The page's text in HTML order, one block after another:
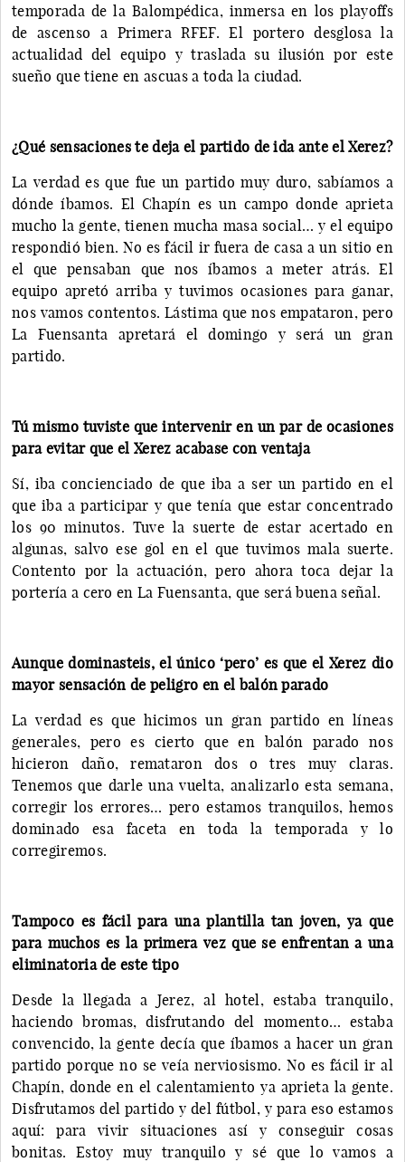
temporada de la Balompédica, inmersa en los playoffs
de ascenso a Primera RFEF. El portero desglosa la
actualidad del equipo y traslada su ilusión por este
sueño que tiene en ascuas a toda la ciudad.
¿Qué sensaciones te deja el partido de ida ante el Xerez?
La verdad es que fue un partido muy duro, sabíamos a
dónde íbamos. El Chapín es un campo donde aprieta
mucho la gente, tienen mucha masa social… y el equipo
respondió bien. No es fácil ir fuera de casa a un sitio en
el que pensaban que nos íbamos a meter atrás. El
equipo apretó arriba y tuvimos ocasiones para ganar,
nos vamos contentos. Lástima que nos empataron, pero
La Fuensanta apretará el domingo y será un gran
partido.
Tú mismo tuviste que intervenir en un par de ocasiones
para evitar que el Xerez acabase con ventaja
Sí, iba concienciado de que iba a ser un partido en el
que iba a participar y que tenía que estar concentrado
los 90 minutos. Tuve la suerte de estar acertado en
algunas, salvo ese gol en el que tuvimos mala suerte.
Contento por la actuación, pero ahora toca dejar la
portería a cero en La Fuensanta, que será buena señal.
Aunque dominasteis, el único ‘pero’ es que el Xerez dio
mayor sensación de peligro en el balón parado
La verdad es que hicimos un gran partido en líneas
generales, pero es cierto que en balón parado nos
hicieron daño, remataron dos o tres muy claras.
Tenemos que darle una vuelta, analizarlo esta semana,
corregir los errores… pero estamos tranquilos, hemos
dominado esa faceta en toda la temporada y lo
corregiremos.
Tampoco es fácil para una plantilla tan joven, ya que
para muchos es la primera vez que se enfrentan a una
eliminatoria de este tipo
Desde la llegada a Jerez, al hotel, estaba tranquilo,
haciendo bromas, disfrutando del momento… estaba
convencido, la gente decía que íbamos a hacer un gran
partido porque no se veía nerviosismo. No es fácil ir al
Chapín, donde en el calentamiento ya aprieta la gente.
Disfrutamos del partido y del fútbol, y para eso estamos
aquí: para vivir situaciones así y conseguir cosas
bonitas. Estoy muy tranquilo y sé que lo vamos a